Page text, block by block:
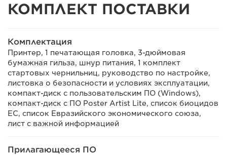
КОМПЛЕКТ ПОСТАВКИ
Комплектация
Принтер, 1 печатающая головка, 3-дюймовая
бумажная гильза, шнур питания, 1 комплект
стартовых чернильниц, руководство по настройке,
листовка о безопасности и условиях эксплуатации,
компакт-диск с пользовательским ПО (Windows),
компакт-диск с ПО Poster Artist Lite, список биоцидов
ЕС, список Евразийского экономического союза,
лист с важной информацией
Прилагающееся ПО